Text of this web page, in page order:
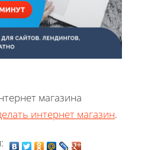
магазина
интернет магазин.